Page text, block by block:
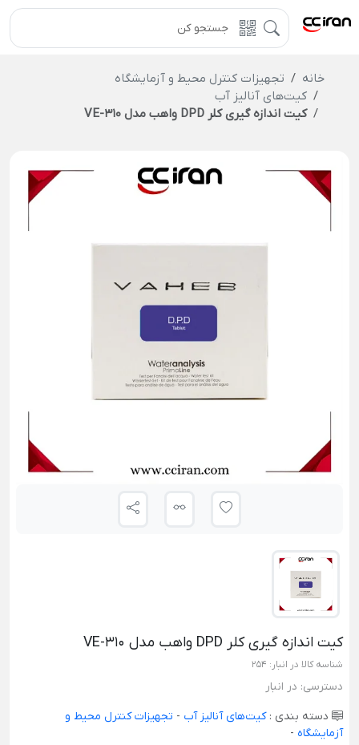
خانه
تجهیزات کنترل محیط و آزمایشگاه
کیت‌های آنالیز آب
کیت اندازه‌ گیری کلر DPD واهب مدل VE-310
کیت اندازه‌ گیری کلر DPD واهب مدل VE-310
شناسه کالا در انبار: 254
دسترسی: در انبار
دسته بندی :کیت‌های آنالیز آب - تجهیزات کنترل محیط و
آزمایشگاه -